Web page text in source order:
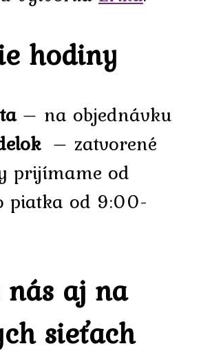
hodiny
– na objednávku
– zatvorené
prijímame od
piatka od 9:00-
nás aj na
sieťach